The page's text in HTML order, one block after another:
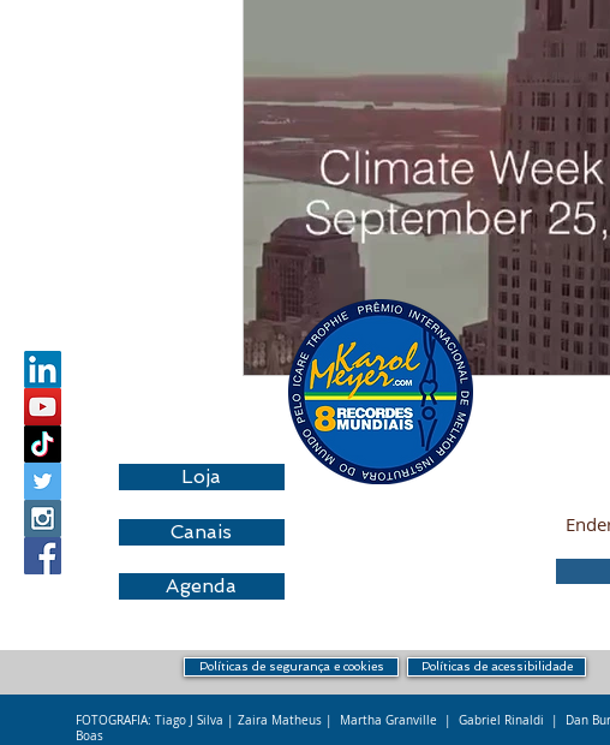
Loja
Canais
Agenda
Políticas de segurança e cookies Políticas de acessibilidade
FOTOGRAFIA: Tiago J Silva | Zaira Matheus | Martha Granville | Gabriel Rinaldi | Dan
Boas